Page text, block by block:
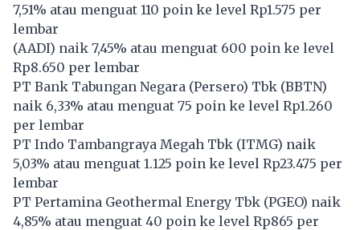
7,51% atau menguat 110 poin ke level Rp1.575 per
lembar
(AADI) naik 7,45% atau menguat 600 poin ke level
Rp8.650 per lembar
PT Bank Tabungan Negara (Persero) Tbk (BBTN)
naik 6,33% atau menguat 75 poin ke level Rp1.260
per lembar
PT Indo Tambangraya Megah Tbk (ITMG) naik
5,03% atau menguat 1.125 poin ke level Rp23.475 per
lembar
PT Pertamina Geothermal Energy Tbk (PGEO) naik
4,85% atau menguat 40 poin ke level Rp865 per